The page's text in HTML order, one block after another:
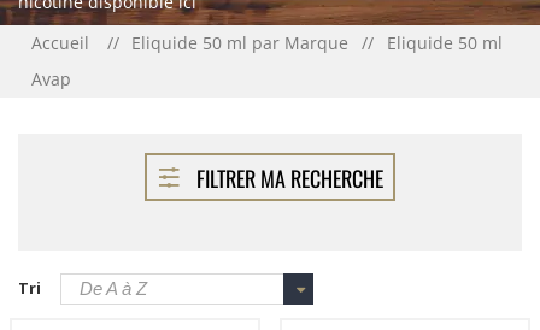
Accueil
Eliquide 50 ml par Marque
Eliquide 50 ml
Avap
FILTRER MA RECHERCHE
Tri De A à Z